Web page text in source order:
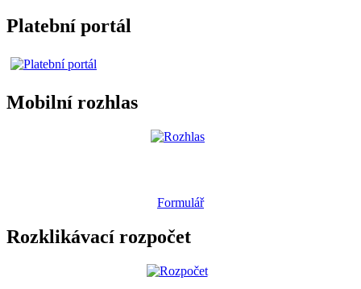
Platební portál
Mobilní rozhlas
Formulář
Rozklikávací rozpočet